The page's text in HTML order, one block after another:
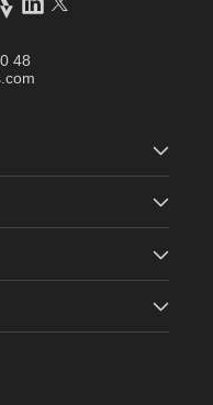
LinkedInTwitter
48